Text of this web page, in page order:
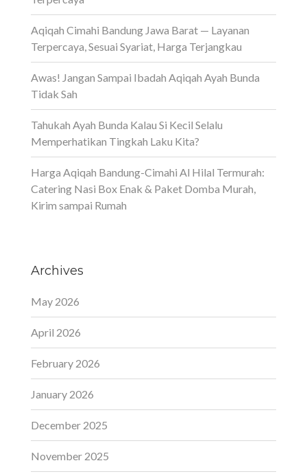
Aqiqah Cimahi Bandung Jawa Barat — Layanan
Terpercaya, Sesuai Syariat, Harga Terjangkau
Awas! Jangan Sampai Ibadah Aqiqah Ayah Bunda
Tidak Sah
Tahukah Ayah Bunda Kalau Si Kecil Selalu
Memperhatikan Tingkah Laku Kita?
Harga Aqiqah Bandung-Cimahi Al Hilal Termurah:
Catering Nasi Box Enak & Paket Domba Murah,
Kirim sampai Rumah
Archives
May 2026
April 2026
February 2026
January 2026
December 2025
November 2025